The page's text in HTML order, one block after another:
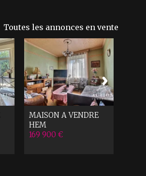
Toutes les annonces en vente
MAISON A VENDRE
HEM
169 900 €